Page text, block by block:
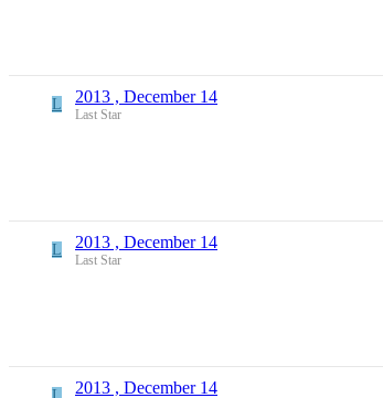
2013 , December 14
Last Star
L
2013 , December 14
Last Star
L
2013 , December 14